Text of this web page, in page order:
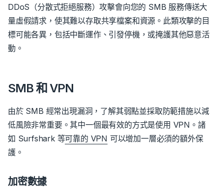
DDoS（分散式拒絕服務）攻擊會向您的 SMB 服務傳送大
量虛假請求，使其難以存取共享檔案和資源。此類攻擊的目
標可能各異，包括中斷運作、引發停機，或掩護其他惡意活
動。
SMB 和 VPN
由於 SMB 經常出現漏洞，了解其弱點並採取防範措施以減
低風險非常重要。其中一個最有效的方式是使用 VPN。 諸
如 Surfshark 等可靠的 VPN 可以增加一層必須的額外保
護。
加密數據